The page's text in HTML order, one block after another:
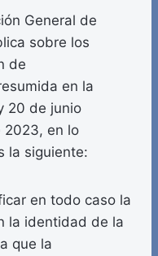
General de
sobre los
de
en la
20 de junio
2023, en lo
la siguiente:
en todo caso la
la identidad de la
que la